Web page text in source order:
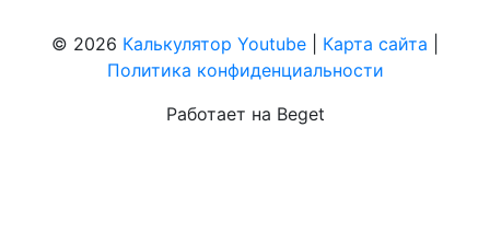
© 2026 Калькулятор Youtube Карта сайта
Политика конфиденциальности
Работает на Beget